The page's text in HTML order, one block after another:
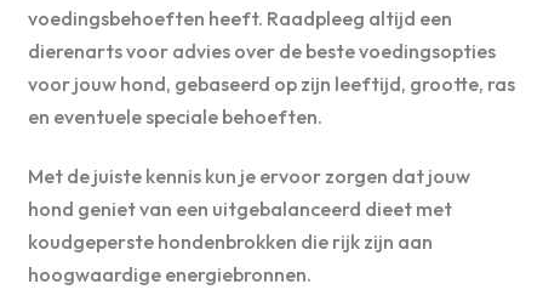
voedingsbehoeften heeft. Raadpleeg altijd een
dierenarts voor advies over de beste voedingsopties
voor jouw hond, gebaseerd op zijn leeftijd, grootte, ras
en eventuele speciale behoeften.
Met de juiste kennis kun je ervoor zorgen dat jouw
hond geniet van een uitgebalanceerd dieet met
koudgeperste hondenbrokken die rijk zijn aan
hoogwaardige energiebronnen.